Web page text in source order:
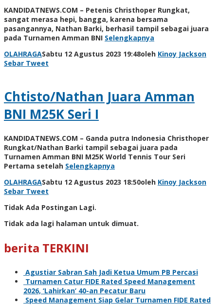
KANDIDATNEWS.COM – Petenis Christhoper Rungkat,
sangat merasa hepi, bangga, karena bersama
pasangannya, Nathan Barki, berhasil tampil sebagai juara
pada Turnamen Amman BNI Selengkapnya
OLAHRAGASabtu 12 Agustus 2023 19:48oleh Kinoy Jackson
Sebar Tweet
Chtisto/Nathan Juara Amman
BNI M25K Seri I
KANDIDATNEWS.COM – Ganda putra Indonesia Christhoper
Rungkat/Nathan Barki tampil sebagai juara pada
Turnamen Amman BNI M25K World Tennis Tour Seri
Pertama setelah Selengkapnya
OLAHRAGASabtu 12 Agustus 2023 18:50oleh Kinoy Jackson
Sebar Tweet
Tidak Ada Postingan Lagi.
Tidak ada lagi halaman untuk dimuat.
berita TERKINI
Agustiar Sabran Sah Jadi Ketua Umum PB Percasi
Turnamen Catur FIDE Rated Speed Management
2026, ‘Lahirkan’ 40-an Pecatur Baru
Speed Management Siap Gelar Turnamen FIDE Rated